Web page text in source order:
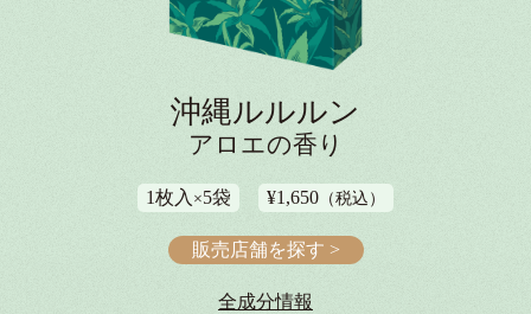
沖縄ルルルン
アロエの香り
1枚入 ×5袋 ¥1,650 （税込）
販売店舗を探す >
全成分情報